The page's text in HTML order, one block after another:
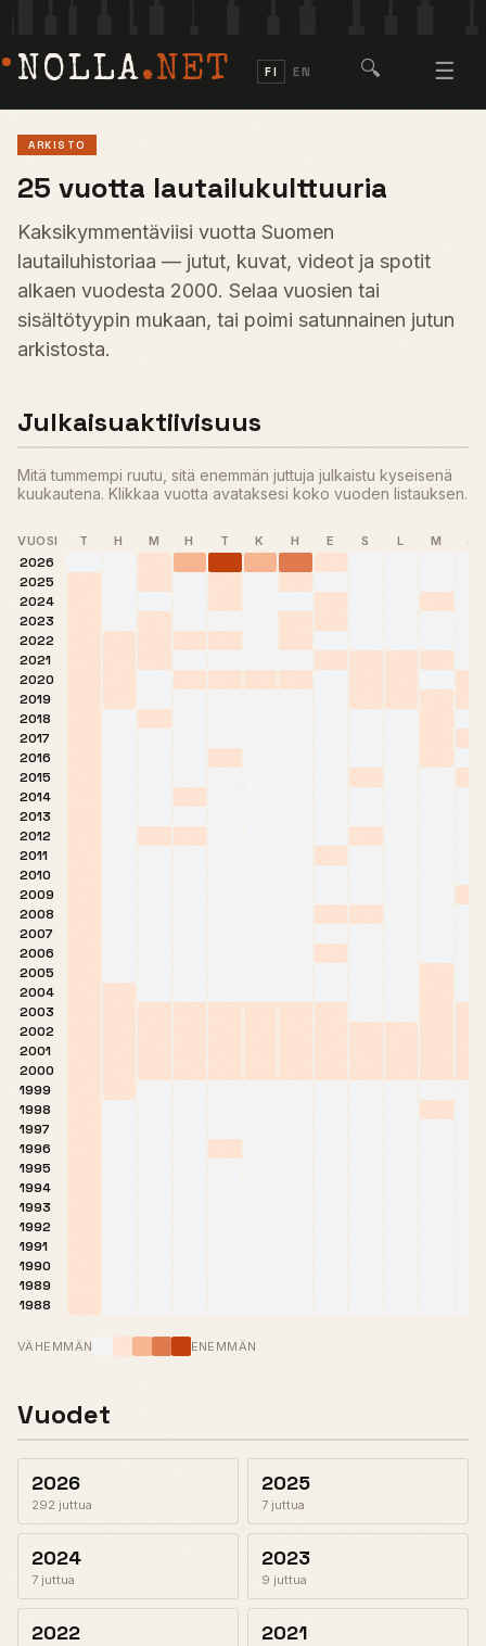
NOLLA.NET FI EN 🔍 ☰
ARKISTO
25 vuotta lautailukulttuuria
Kaksikymmentäviisi vuotta Suomen
lautailuhistoriaa — jutut, kuvat, videot ja spotit
alkaen vuodesta 2000. Selaa vuosien tai
sisältötyypin mukaan, tai poimi satunnainen jutun
arkistosta.
Julkaisuaktiivisuus
Mitä tummempi ruutu, sitä enemmän juttuja julkaistu kyseisenä
kuukautena. Klikkaa vuotta avataksesi koko vuoden listauksen.
VUOSI T H M H T K H E S L M J
2026
2025
2024
2023
2022
2021
2020
2019
2018
2017
2016
2015
2014
2013
2012
2011
2010
2009
2008
2007
2006
2005
2004
2003
2002
2001
2000
1999
1998
1997
1996
1995
1994
1993
1992
1991
1990
1989
1988
VÄHEMMÄN ENEMMÄN
Vuodet
2026
292 juttua
2025
7 juttua
2024
7 juttua
2023
9 juttua
2022 2021